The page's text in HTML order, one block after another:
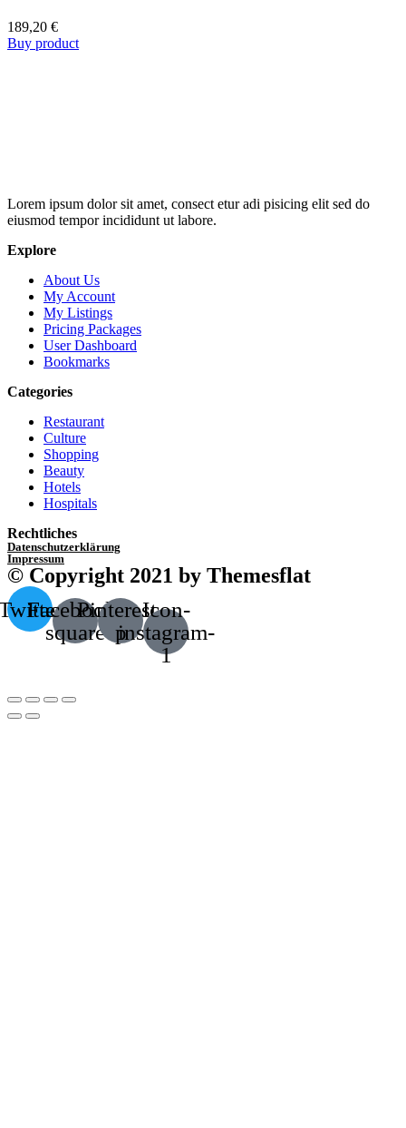
189,20 €
Buy product
Lorem ipsum dolor sit amet, consect etur adi pisicing elit sed do
eiusmod tempor incididunt ut labore.
Explore
About Us
My Account
My Listings
Pricing Packages
User Dashboard
Bookmarks
Categories
Restaurant
Culture
Shopping
Beauty
Hotels
Hospitals
Rechtliches
Datenschutzerklärung
Impressum
© Copyright 2021 by Themesflat
Facebook-
square
Pinterest-
p
Icon-
instagram-
1